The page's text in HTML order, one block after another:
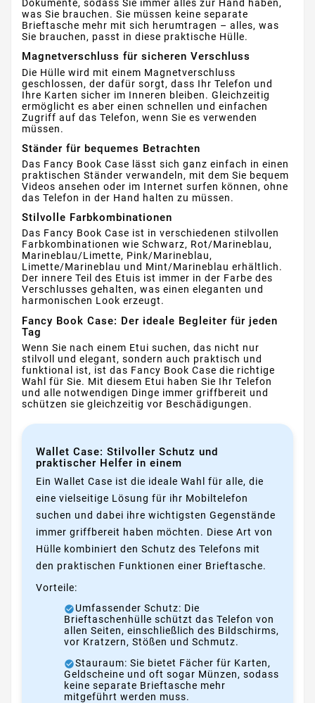
Dokumente, sodass Sie immer alles zur Hand haben,
was Sie brauchen. Sie müssen keine separate
Brieftasche mehr mit sich herumtragen – alles, was
Sie brauchen, passt in diese praktische Hülle.
Magnetverschluss für sicheren Verschluss
Die Hülle wird mit einem Magnetverschluss
geschlossen, der dafür sorgt, dass Ihr Telefon und
Ihre Karten sicher im Inneren bleiben. Gleichzeitig
ermöglicht es aber einen schnellen und einfachen
Zugriff auf das Telefon, wenn Sie es verwenden
müssen.
Ständer für bequemes Betrachten
Das Fancy Book Case lässt sich ganz einfach in einen
praktischen Ständer verwandeln, mit dem Sie bequem
Videos ansehen oder im Internet surfen können, ohne
das Telefon in der Hand halten zu müssen.
Stilvolle Farbkombinationen
Das Fancy Book Case ist in verschiedenen stilvollen
Farbkombinationen wie Schwarz, Rot/Marineblau,
Marineblau/Limette, Pink/Marineblau,
Limette/Marineblau und Mint/Marineblau erhältlich.
Der innere Teil des Etuis ist immer in der Farbe des
Verschlusses gehalten, was einen eleganten und
harmonischen Look erzeugt.
Fancy Book Case: Der ideale Begleiter für jeden
Tag
Wenn Sie nach einem Etui suchen, das nicht nur
stilvoll und elegant, sondern auch praktisch und
funktional ist, ist das Fancy Book Case die richtige
Wahl für Sie. Mit diesem Etui haben Sie Ihr Telefon
und alle notwendigen Dinge immer griffbereit und
schützen sie gleichzeitig vor Beschädigungen.
Wallet Case: Stilvoller Schutz und
praktischer Helfer in einem
Ein Wallet Case ist die ideale Wahl für alle, die
eine vielseitige Lösung für ihr Mobiltelefon
suchen und dabei ihre wichtigsten Gegenstände
immer griffbereit haben möchten. Diese Art von
Hülle kombiniert den Schutz des Telefons mit
den praktischen Funktionen einer Brieftasche.
Vorteile:
Umfassender Schutz: Die
Brieftaschenhülle schützt das Telefon von
allen Seiten, einschließlich des Bildschirms,
vor Kratzern, Stößen und Schmutz.
Stauraum: Sie bietet Fächer für Karten,
Geldscheine und oft sogar Münzen, sodass
keine separate Brieftasche mehr
mitgeführt werden muss.